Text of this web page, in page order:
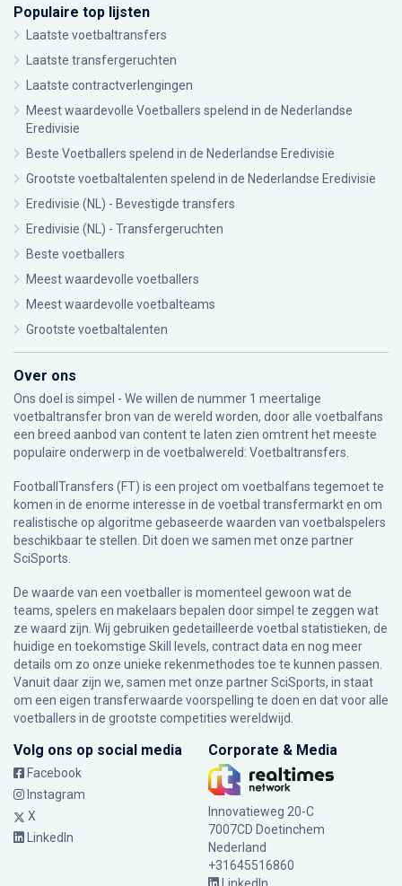
Populaire top lijsten
Laatste voetbaltransfers
Laatste transfergeruchten
Laatste contractverlengingen
Meest waardevolle Voetballers spelend in de Nederlandse
Eredivisie
Beste Voetballers spelend in de Nederlandse Eredivisie
Grootste voetbaltalenten spelend in de Nederlandse Eredivisie
Eredivisie (NL) - Bevestigde transfers
Eredivisie (NL) - Transfergeruchten
Beste voetballers
Meest waardevolle voetballers
Meest waardevolle voetbalteams
Grootste voetbaltalenten
Over ons
Ons doel is simpel - We willen de nummer 1 meertalige
voetbaltransfer bron van de wereld worden, door alle voetbalfans
een breed aanbod van content te laten zien omtrent het meeste
populaire onderwerp in de voetbalwereld: Voetbaltransfers.
FootballTransfers (FT) is een project om voetbalfans tegemoet te
komen in de enorme interesse in de voetbal transfermarkt en om
realistische op algoritme gebaseerde waarden van voetbalspelers
beschikbaar te stellen. Dit doen we samen met onze partner
SciSports
De waarde van een voetballer is momenteel gewoon wat de
teams, spelers en makelaars bepalen door simpel te zeggen wat
ze waard zijn. Wij gebruiken gedetailleerde voetbal statistieken, de
huidige en toekomstige Skill levels, contract data en nog meer
details om zo onze unieke rekenmethodes toe te kunnen passen.
Vanuit daar zijn we, samen met onze partner SciSports, in staat
om een eigen transferwaarde voorspelling te doen en dat voor alle
voetballers in de grootste competities wereldwijd.
Volg ons op social media
Facebook
Instagram
X
LinkedIn
Corporate & Media
Innovatieweg 20-C
7007CD Doetinchem
Nederland
+31645516860